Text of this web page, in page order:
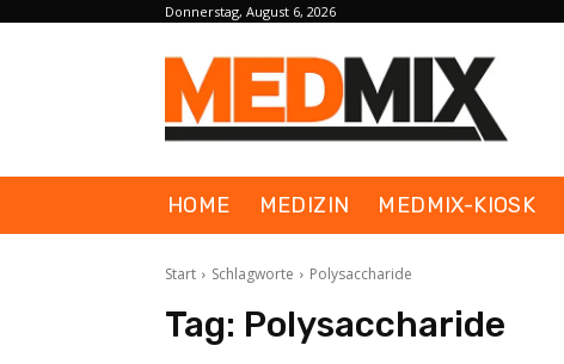
Donnerstag, August 6, 2026
HOME MEDIZIN MEDMIX-KIOSK
Start Schlagworte Polysaccharide
Tag: Polysaccharide